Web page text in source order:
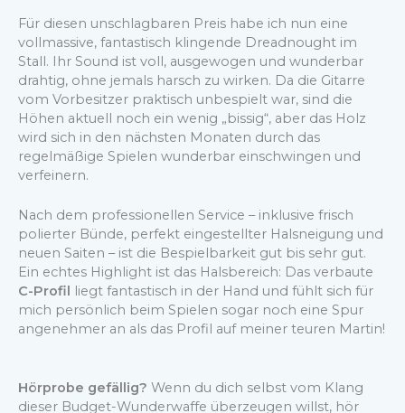
Für diesen unschlagbaren Preis habe ich nun eine
vollmassive, fantastisch klingende Dreadnought im
Stall. Ihr Sound ist voll, ausgewogen und wunderbar
drahtig, ohne jemals harsch zu wirken. Da die Gitarre
vom Vorbesitzer praktisch unbespielt war, sind die
Höhen aktuell noch ein wenig „bissig“, aber das Holz
wird sich in den nächsten Monaten durch das
regelmäßige Spielen wunderbar einschwingen und
verfeinern.
Nach dem professionellen Service – inklusive frisch
polierter Bünde, perfekt eingestellter Halsneigung und
neuen Saiten – ist die Bespielbarkeit gut bis sehr gut.
Ein echtes Highlight ist das Halsbereich: Das verbaute
C-Profil liegt fantastisch in der Hand und fühlt sich für
mich persönlich beim Spielen sogar noch eine Spur
angenehmer an als das Profil auf meiner teuren Martin!
Hörprobe gefällig? Wenn du dich selbst vom Klang
dieser Budget-Wunderwaffe überzeugen willst, hör